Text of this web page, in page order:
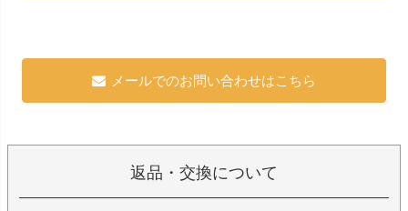
メールでのお問い合わせはこちら
返品・交換について